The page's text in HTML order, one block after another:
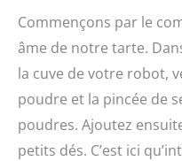
Commençons par le
âme de notre tarte.
la cuve de votre robot,
poudre et la pincée de
poudres. Ajoutez
petits dés. C’est ici